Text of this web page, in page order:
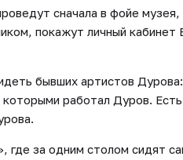
сначала в фойе музея,
покажут личный кабинет
бывших артистов
работал Дуров.
где за одним столом сидят